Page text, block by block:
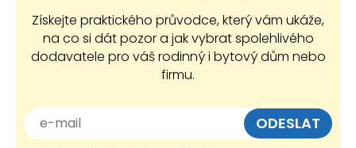
Získejte praktického průvodce, který vám ukáže,
na co si dát pozor a jak vybrat spolehlivého
dodavatele pro váš rodinný i bytový dům nebo
firmu.